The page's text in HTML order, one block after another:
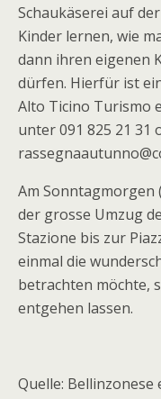
Schaukäserei auf
Kinder lernen, wie
dann ihren eigenen
dürfen. Hierfür ist
Alto Ticino Turismo
unter 091 825 21 31
Am Sonntagmorgen
der grosse Umzug
Stazione bis zur
einmal die
betrachten möchte,
entgehen lassen.
Quelle: